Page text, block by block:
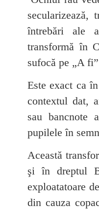
secularizează,
întrebări ale
transformă în
sufocă pe „A
Este exact ca
contextul dat,
sau bancnote
pupilele în
Această
şi în dreptul
exploatatoare
din cauza